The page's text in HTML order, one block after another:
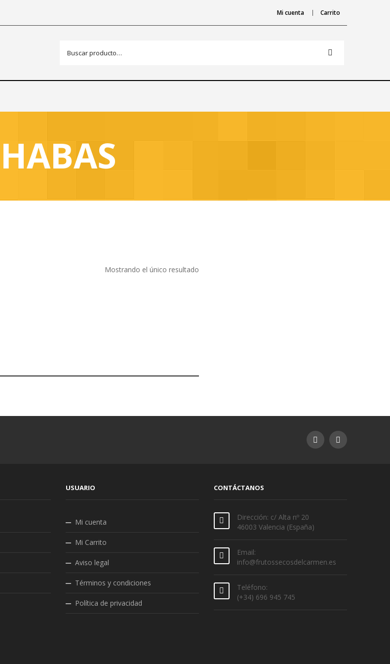
Mi cuenta Carrito
HABAS
Mostrando el único resultado
USUARIO
Mi cuenta
Mi Carrito
Aviso legal
Términos y condiciones
Política de privacidad
CONTÁCTANOS
Dirección: c/ Alta nº 20
46003 Valencia (España)
Email:
info@frutossecosdelcarmen.es
Teléfono:
(+34) 696 945 745